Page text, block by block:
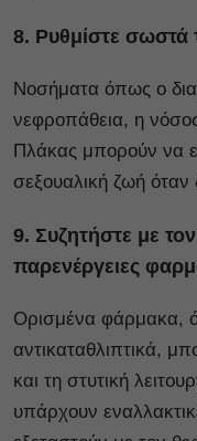
8. Ρυθμίστε σωστά
Νοσήματα όπως ο
νεφροπάθεια, η
Πλάκας μπορούν να
σεξουαλική ζωή
9. Συζητήστε με
παρενέργειες
Ορισμένα φάρμακα,
αντικαταθλιπτικά,
και τη στυτική
υπάρχουν